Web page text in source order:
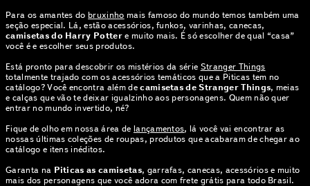
Para os amantes dobruxinho mais famoso do mundo temos também uma
seção especial. Lá, estão acessórios, funkos, varinhas, canecas,
camisetas do Harry Potter e muito mais. É só escolher de qual “casa”
você é e escolher seus produtos.
Está pronto para descobrir os mistérios da série Stranger Things
totalmente trajado com os acessórios temáticos que a Piticas tem no
catálogo? Você encontra além decamisetas de Stranger Things, meias
e calças que vão te deixar igualzinho aos personagens. Quem não quer
entrar no mundo invertido, né?
Fique de olho em nossa área de lançamentos, lá você vai encontrar as
nossas últimas coleções de roupas, produtos que acabaram de chegar ao
catálogo e itens inéditos.
Garanta na Piticas as camisetas, garrafas, canecas, acessórios e muito
mais dos personagens que você adora com frete grátis para todo Brasil.